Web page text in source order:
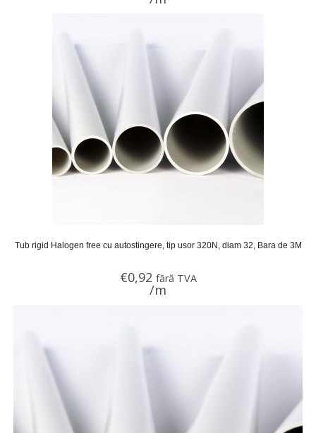
Tub rigid Halogen free cu autostingere, tip usor 320N, diam 32, Bara de 3M
€0,92 fără TVA
/m